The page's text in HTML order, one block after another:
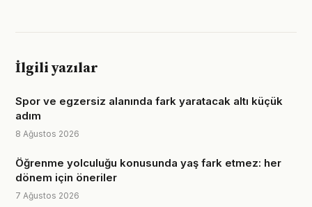
İlgili yazılar
Spor ve egzersiz alanında fark yaratacak altı küçük
adım
8 Ağustos 2026
Öğrenme yolculuğu konusunda yaş fark etmez: her
dönem için öneriler
7 Ağustos 2026